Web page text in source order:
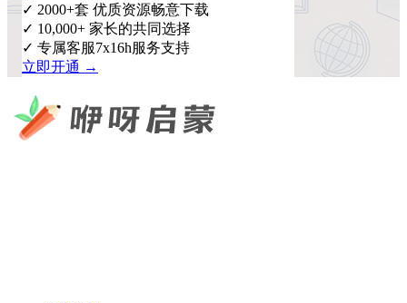
✓ 2000+套 优质资源畅意下载
✓ 10,000+ 家长的共同选择
✓ 专属客服7x16h服务支持
立即开通 →